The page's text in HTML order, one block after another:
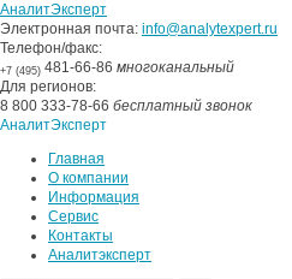
АналитЭксперт
Электронная почта: info@analytexpert.ru
Телефон/факс:
+7 (495) 481-66-86 многоканальный
Для регионов:
8 800 333-78-66 бесплатный звонок
АналитЭксперт
Главная
О компании
Информация
Сервис
Контакты
Аналитэксперт